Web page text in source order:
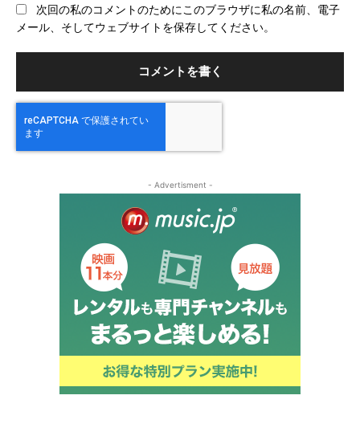
次回の私のコメントのためにこのブラウザに私の名前、電子
メール、そしてウェブサイトを保存してください。
- Advertisment -